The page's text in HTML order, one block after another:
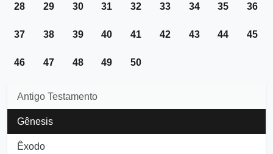
Antigo Testamento
Gênesis
Êxodo
28 29 30 31 32 33 34 35 36
37 38 39 40 41 42 43 44 45
46 47 48 49 50